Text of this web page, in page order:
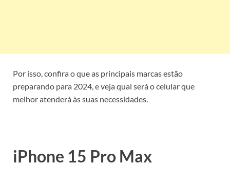
Por isso, confira o que as principais marcas estão
preparando para 2024, e veja qual será o celular que
melhor atenderá às suas necessidades.
iPhone 15 Pro Max